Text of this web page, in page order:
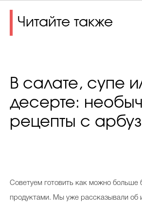
Читайте также
В салате, супе
десерте:
рецепты с
Советуем готовить как можно больше
продуктами. Мы уже рассказывали об